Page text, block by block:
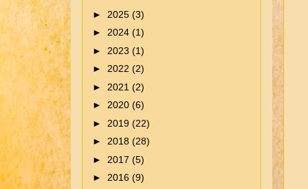
► 2025(3)
►2024(1)
► 2023(1)
►2022(2)
► 2021(2)
►2020(6)
► 2019(22)
►2018(28)
► 2017(5)
►2016(9)